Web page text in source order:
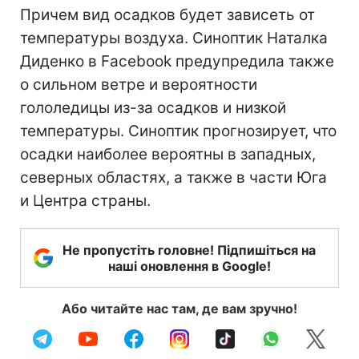
Причем вид осадков будет зависеть от
температуры воздуха. Синоптик Наталка
Диденко в Facebook предупредила также
о сильном ветре и вероятности
гололедицы из-за осадков и низкой
температуры. Синоптик прогнозирует, что
осадки наиболее вероятны в западных,
северных областях, а также в части Юга
и Центра страны.
Не пропустіть головне! Підпишіться на
наші оновлення в Google!
Або читайте нас там, де вам зручно!